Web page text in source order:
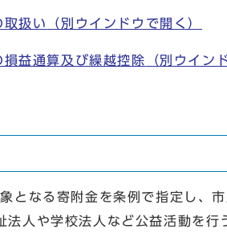
扱い （別ウインドウで開く）
益通算及び繰越控除 （別ウイン
なる寄附金を条例で指定し、
人や学校法人など公益活動を